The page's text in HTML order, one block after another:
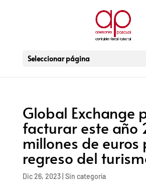
Seleccionar página
Global Exchange
facturar este año
millones de euros
regreso del
Dic 26, 2023| Sin categoría